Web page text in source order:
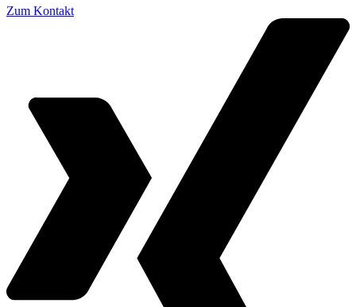
Zum Kontakt